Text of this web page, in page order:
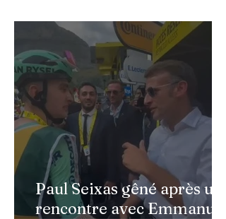
répond aux critiques et
défend l’hommage rendu à
son père au Québec
Paul Seixas gêné après une
rencontre avec Emmanuel